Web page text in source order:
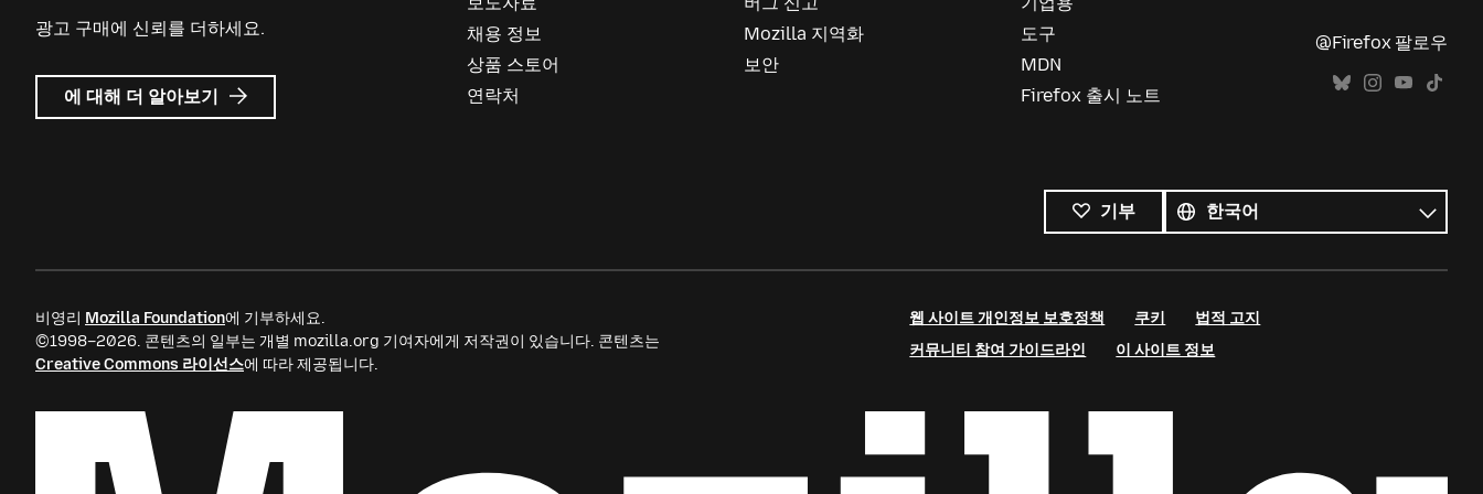
광고 구매에 신뢰를 더하세요.
Mozilla
Ads
에 대해 더 알아보기
채용 정보
상품 스토어
연락처
Mozilla 지역화
보안
도구
MDN
Firefox 출시 노트
@Firefox 팔로우
기부
언어
언어
비영리 Mozilla Foundation에 기부하세요.
©1998–2026. 콘텐츠의 일부는 개별 mozilla.org 기여자에게 저작권이 있습니다. 콘텐츠는
Creative Commons 라이선스에 따라 제공됩니다.
웹 사이트 개인정보 보호정책 쿠키
법적 고지
커뮤니티 참여 가이드라인
이 사이트 정보